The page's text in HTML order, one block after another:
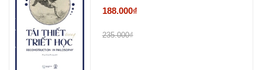
188.000₫
235.000₫